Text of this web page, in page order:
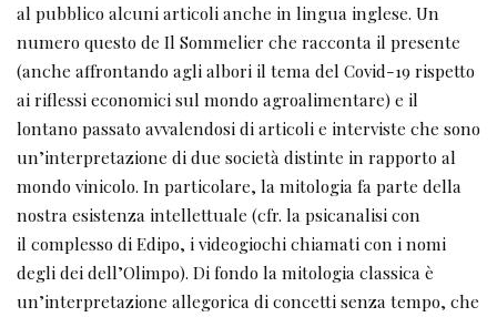
al pubblico alcuni articoli anche in lingua inglese. Un
numero questo de Il Sommelier che racconta il presente
(anche affrontando agli albori il tema del Covid-19 rispetto
ai riflessi economici sul mondo agroalimentare) e il
lontano passato avvalendosi di articoli e interviste che sono
un’interpretazione di due società distinte in rapporto al
mondo vinicolo. In particolare, la mitologia fa parte della
nostra esistenza intellettuale (cfr. la psicanalisi con
il complesso di Edipo, i videogiochi chiamati con i nomi
degli dei dell’Olimpo). Di fondo la mitologia classica è
un’interpretazione allegorica di concetti senza tempo, che